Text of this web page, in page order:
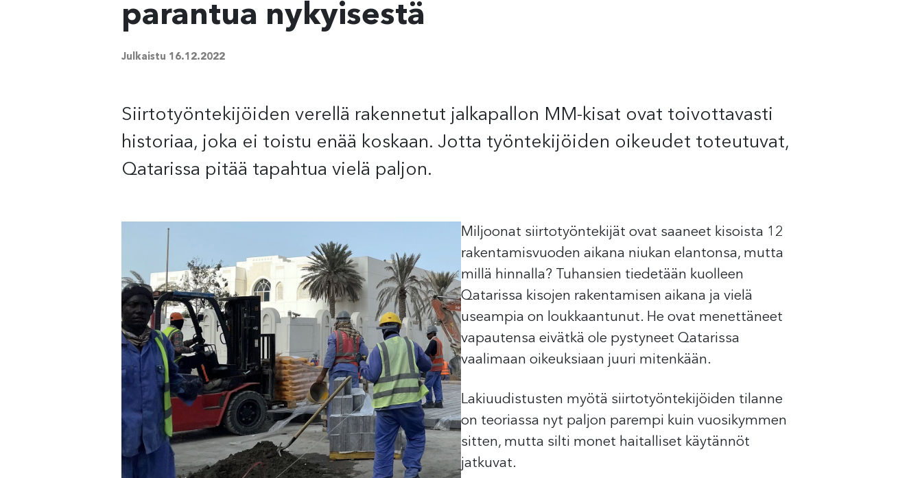
parantua nykyisestä
Julkaistu 16.12.2022
Siirtotyöntekijöiden verellä rakennetut jalkapallon MM-kisat ovat toivottavasti
historiaa, joka ei toistu enää koskaan. Jotta työntekijöiden oikeudet toteutuvat,
Qatarissa pitää tapahtua vielä paljon.
Miljoonat siirtotyöntekijät ovat saaneet kisoista 12
rakentamisvuoden aikana niukan elantonsa, mutta
millä hinnalla? Tuhansien tiedetään kuolleen
Qatarissa kisojen rakentamisen aikana ja vielä
useampia on loukkaantunut. He ovat menettäneet
vapautensa eivätkä ole pystyneet Qatarissa
vaalimaan oikeuksiaan juuri mitenkään.
Lakiuudistusten myötä siirtotyöntekijöiden tilanne
on teoriassa nyt paljon parempi kuin vuosikymmen
sitten, mutta silti monet haitalliset käytännöt
jatkuvat.